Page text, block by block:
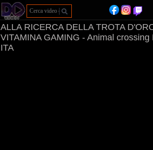
ALLA RICERCA DELLA TROTA
VITAMINA GAMING - Animal crossing
ITA